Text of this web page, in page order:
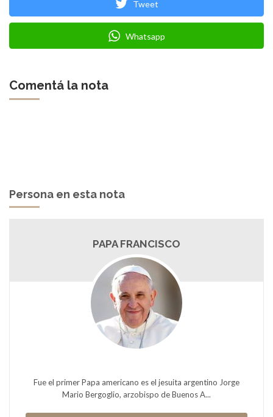
Tweet
Whatsapp
Comentá la nota
Persona en esta nota
PAPA FRANCISCO
Fue el primer Papa americano es el jesuita argentino Jorge
Mario Bergoglio, arzobispo de Buenos A...